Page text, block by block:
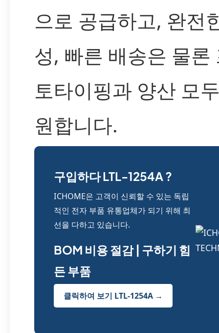
으로 공급하고, 완전
성, 빠른 배송은 물론
토타이핑과 양산 모
원합니다.
구입하다 LTL-1254A ?
ICHOME은 고객이 신뢰할 수 있는 독립
적인 전자 부품 유통업체가 되기 위해 최
선을 다하고 있습니다.
BOM 비용 절감 | 구하기 힘
든 부품
클릭하여 보기 LTL-1254A →